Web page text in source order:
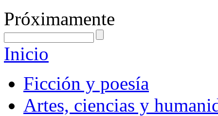
Próximamente
Inicio
Ficción y poesía
Artes, ciencias y